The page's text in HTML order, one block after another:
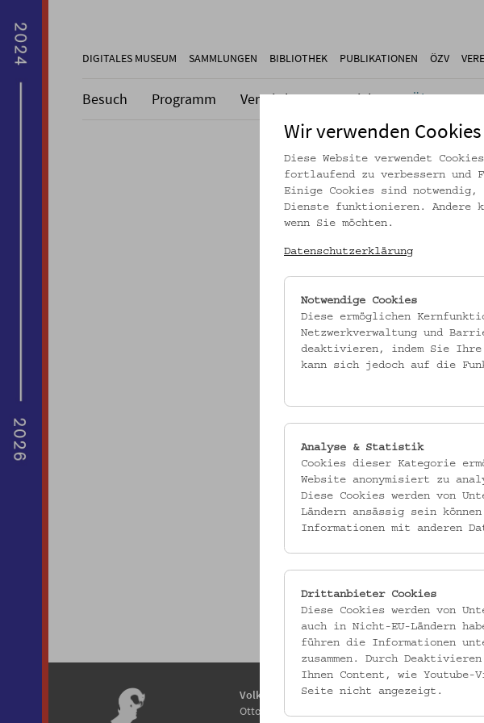
DIGITALES MUSEUM SAMMLUNGEN BIBLIOTHEK PUBLIKATIONEN ÖZV
Besuch Programm Vermittlung Projekte Über Uns
Dieser Artikel ist nicht
Volkskundemuseum Wien
Otto Wagner Areal
T:+43 1 406 89 05
Wir verwenden Cookies
Diese Website verwendet
fortlaufend zu verbessern und
Einige Cookies sind
Dienste funktionieren. Andere
wenn Sie möchten.
Datenschutzerklärung
Notwendige Cookies
Diese ermöglichen
Netzwerkverwaltung und
deaktivieren, indem Sie Ihre
kann sich jedoch auf die
Analyse & Statistik
Cookies dieser Kategorie
Website anonymisiert zu
Diese Cookies werden von
Ländern ansässig sein
Informationen mit anderen
Drittanbieter Cookies
Diese Cookies werden von
auch in Nicht-EU-Ländern
führen die Informationen
zusammen. Durch
Ihnen Content, wie Youtube-
Seite nicht angezeigt.